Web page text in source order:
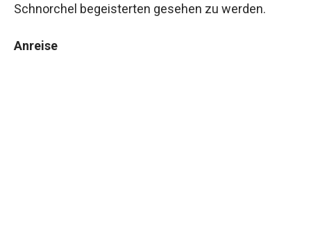
Schnorchel begeisterten gesehen zu werden.
Anreise